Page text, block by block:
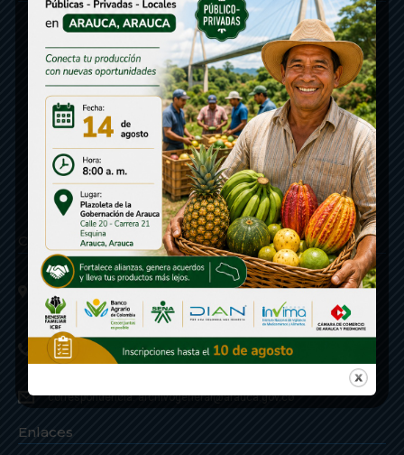
Contáctenos
Calle 20 - Carrera 21 Esquina
Código postal 810001
Linea de Servicio a la Ciudadania: 57- 6078851946
correspondencia: archivogeneral@arauca.gov.co
Enlaces